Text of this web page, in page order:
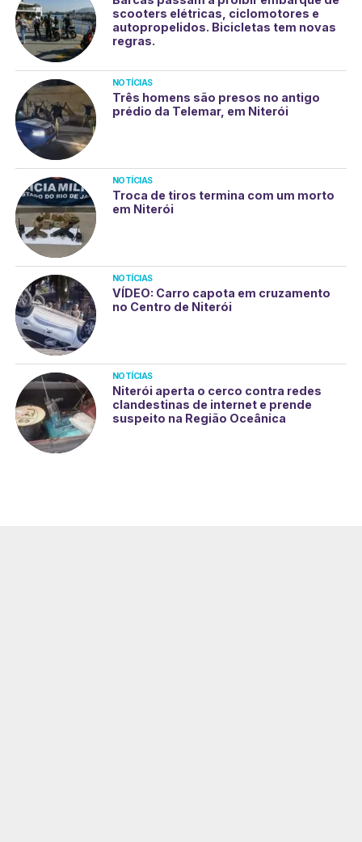
scooters elétricas, ciclomotores e
autopropelidos. Bicicletas tem novas
regras.
NOTÍCIAS
Três homens são presos no antigo
prédio da Telemar, em Niterói
NOTÍCIAS
Troca de tiros termina com um morto
em Niterói
NOTÍCIAS
VÍDEO: Carro capota em cruzamento
no Centro de Niterói
NOTÍCIAS
Niterói aperta o cerco contra redes
clandestinas de internet e prende
suspeito na Região Oceânica